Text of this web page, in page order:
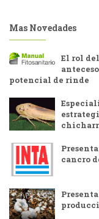
Mas Novedades
El rol
potencial de rinde
cancro